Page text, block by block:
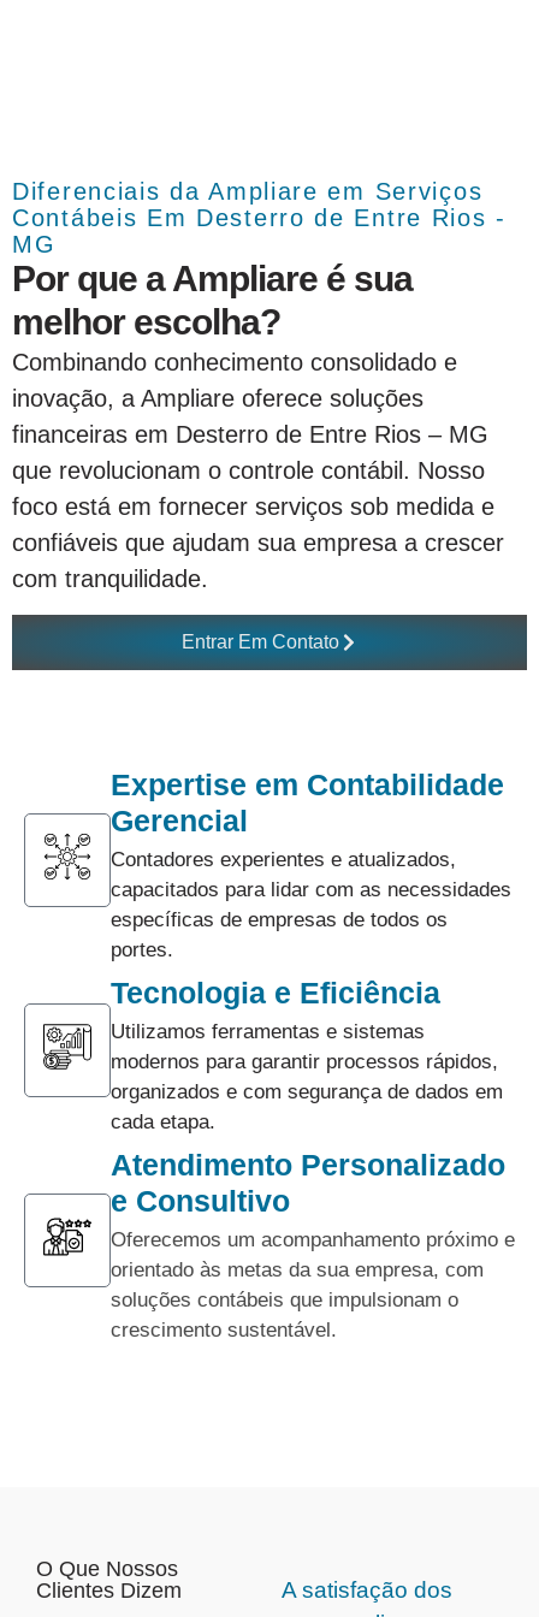
Expertise em Contabilidade
Gerencial
Contadores experientes e atualizados,
capacitados para lidar com as necessidades
específicas de empresas de todos os
portes.
Tecnologia e Eficiência
Utilizamos ferramentas e sistemas
modernos para garantir processos rápidos,
organizados e com segurança de dados em
cada etapa.
Atendimento Personalizado
e Consultivo
Oferecemos um acompanhamento próximo e
orientado às metas da sua empresa, com
soluções contábeis que impulsionam o
crescimento sustentável.
Diferenciais da Ampliare em Serviços
Contábeis Em Desterro de Entre Rios -
MG
Por que a Ampliare é sua
melhor escolha?
Combinando conhecimento consolidado e
inovação, a Ampliare oferece soluções
financeiras em Desterro de Entre Rios – MG
que revolucionam o controle contábil. Nosso
foco está em fornecer serviços sob medida e
confiáveis que ajudam sua empresa a crescer
com tranquilidade.
Entrar Em Contato
O Que Nossos
Clientes Dizem
A satisfação dos